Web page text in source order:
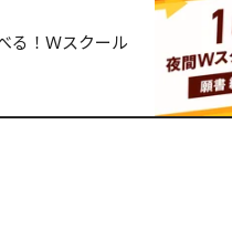
る！Ｗスクール